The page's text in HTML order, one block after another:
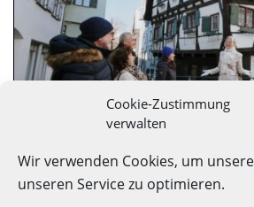
Cookie-Zustimmung
verwalten
Wir verwenden Cookies, um
unseren Service zu optimieren.
4 Stunden Stadtführung &